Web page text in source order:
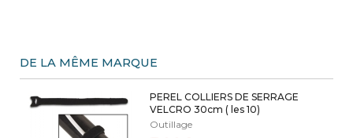
DE LA MÊME MARQUE
PEREL COLLIERS DE SERRAGE
VELCRO 30cm ( les 10)
Outillage